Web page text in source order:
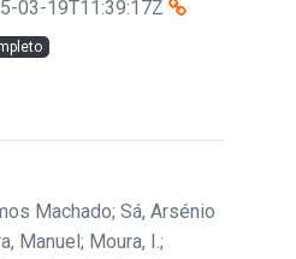
03-19T11:39:17Z
Machado; Sá, Arsénio
Manuel; Moura, I.;